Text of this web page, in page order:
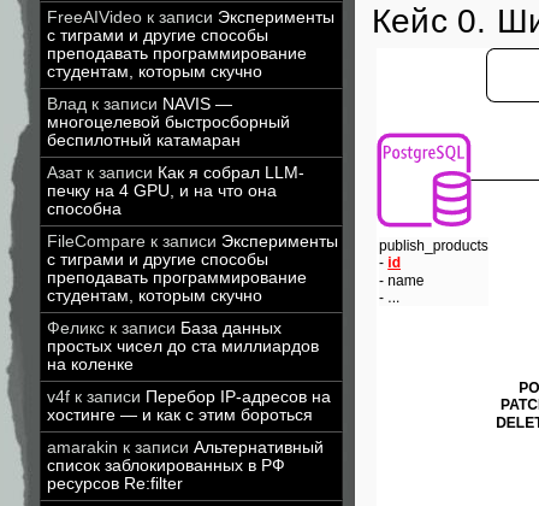
FreeAIVideo к записи Эксперименты
с тиграми и другие способы
преподавать программирование
студентам, которым скучно
Влад к записи NAVIS —
многоцелевой быстросборный
беспилотный катамаран
Азатк записи Как я собрал LLM-
печку на 4 GPU, и на что она
способна
FileCompare к записи Эксперименты
с тиграми и другие способы
преподавать программирование
студентам, которым скучно
Феликс к записи База данных
простых чисел до ста миллиардов
на коленке
v4f к записи Перебор IP-адресов на
хостинге — и как с этим бороться
amarakin к записи Альтернативный
список заблокированных в РФ
ресурсов Re:filter
Кейс 0.